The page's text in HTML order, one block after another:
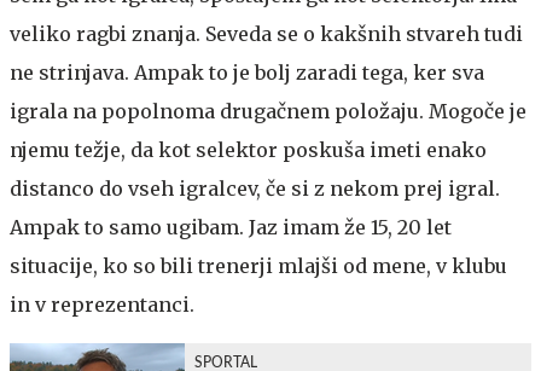
veliko ragbi znanja. Seveda se o kakšnih stvareh tudi
ne strinjava. Ampak to je bolj zaradi tega, ker sva
igrala na popolnoma drugačnem položaju. Mogoče je
njemu težje, da kot selektor poskuša imeti enako
distanco do vseh igralcev, če si z nekom prej igral.
Ampak to samo ugibam. Jaz imam že 15, 20 let
situacije, ko so bili trenerji mlajši od mene, v klubu
in v reprezentanci.
SPORTAL